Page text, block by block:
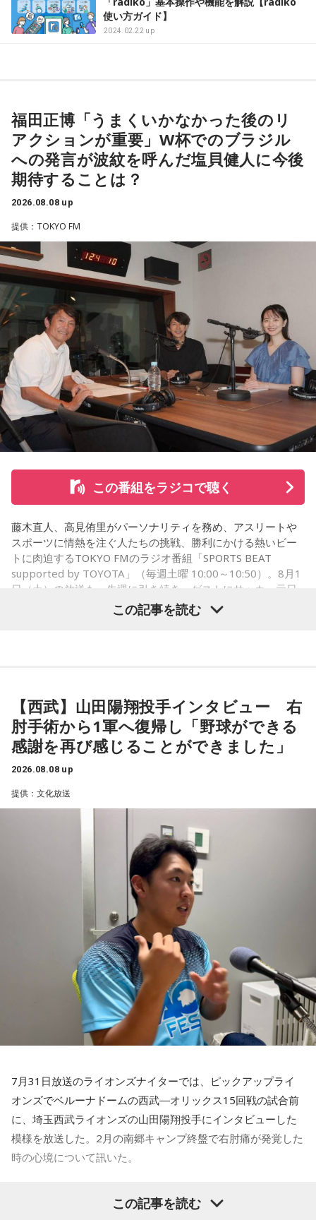
使い方ガイド】
2024.02.22 up
福田正博「うまくいかなかった後のリ
アクションが重要」W杯でのブラジル
への発言が波紋を呼んだ塩貝健人に今後
期待することは？
2026.08.08 up
提供：TOKYO FM
この番組をラジコで聴く
藤木直人、高見侑里がパーソナリティを務め、アスリートや
スポーツに情熱を注ぐ人たちの挑戦、勝利にかける熱いビー
トに肉迫するTOKYO FMのラジオ番組「SPORTS BEAT
supported by TOYOTA」（毎週土曜 10:00～10:50）。8月1
日（土）の放送も、先週に引き続き、ゲストにサッカー元日
本代表の福田正博さんが登場！ 当記事では、「FIFAワールド
カップ26（以下、W杯）」でブラジルに対する発言が波紋を
（左から）福田正博さん、藤木直人、高見侑里
1966年生まれの福田正博さんは、日本人初のJリーグ得点王に
45試合出場で9ゴールを記録するなど活躍を見せ、1993年に
はW杯アジア地区最終予選にも出場しました。2002年に現役
を引退した後は、サッカー解説者としてメディアでの活動の
ほか、講演会やサッカー教室をおこなうなど、自身の経験を
活かしながら幅広く活動しています。
◆「塩貝選手に悪意はなかった」
藤木：決勝トーナメントの相手がブラジルに決まった際、塩
貝選手の言葉が切り取られて話題になったというか、ブラジ
ルにちょっと火をつけてしまった部分もあるのかなと思った
福田：そうですね。塩貝選手に悪意はなかったと思います
し、素直に自分の気持ちを言っただけなのですが、それをブ
ラジルサイドがうまく切り取って、結果的に彼らのモチベー
ションを上げるような形になってしまったので、それはあま
何を言っているかというと、日本とブラジルの力関係は間違
いなくブラジルが上なんですよ。そこで日本サイドが考えな
きゃいけないことは、ブラジルに油断してもらう、隙を見せ
てもらうということも1つだと思っていて。
ジルは対戦相手が決まったときに「オランダじゃなくて良か
この記事を読む
【西武】山田陽翔投手インタビュー 右
肘手術から1軍へ復帰し「野球ができる
感謝を再び感じることができました」
2026.08.08 up
提供：文化放送
7月31日放送のライオンズナイターでは、ピックアップライ
オンズでベルーナドームの西武―オリックス15回戦の試合前
に、埼玉西武ライオンズの山田陽翔投手にインタビューした
模様を放送した。2月の南郷キャンプ終盤で右肘痛が発覚した
時の心境について訊いた。
――1軍デビューを果たしたプロ3年目の昨シーズンは素晴ら
しい成績だったかと思いますが、「求めすぎずに自分のやる
この記事を読む